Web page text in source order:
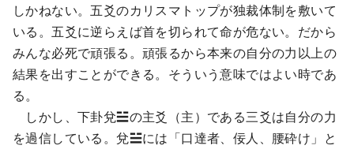
しかねない。五爻のカリスマトップが独裁体制を敷いて
いる。五爻に逆らえば首を切られて命が危ない。だから
みんな必死で頑張る。頑張るから本来の自分の力以上の
結果を出すことができる。そういう意味ではよい時であ
る。
しかし、下卦兌☱の主爻（主）である三爻は自分の力
を過信している。兌☱には「口達者、佞人、腰砕け」と